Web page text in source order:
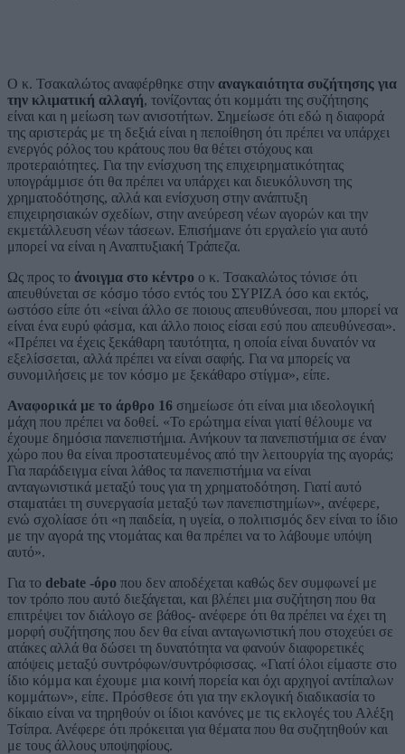
Ο κ. Τσακαλώτος αναφέρθηκε στην αναγκαιότητα συζήτησης για
την κλιματική αλλαγή, τονίζοντας ότι κομμάτι της συζήτησης
είναι και η μείωση των ανισοτήτων. Σημείωσε ότι εδώ η διαφορά
της αριστεράς με τη δεξιά είναι η πεποίθηση ότι πρέπει να υπάρχει
ενεργός ρόλος του κράτους που θα θέτει στόχους και
προτεραιότητες. Για την ενίσχυση της επιχειρηματικότητας
υπογράμμισε ότι θα πρέπει να υπάρχει και διευκόλυνση της
χρηματοδότησης, αλλά και ενίσχυση στην ανάπτυξη
επιχειρησιακών σχεδίων, στην ανεύρεση νέων αγορών και την
εκμετάλλευση νέων τάσεων. Επισήμανε ότι εργαλείο για αυτό
μπορεί να είναι η Αναπτυξιακή Τράπεζα.
Ως προς το άνοιγμα στο κέντρο ο κ. Τσακαλώτος τόνισε ότι
απευθύνεται σε κόσμο τόσο εντός του ΣΥΡΙΖΑ όσο και εκτός,
ωστόσο είπε ότι «είναι άλλο σε ποιους απευθύνεσαι, που μπορεί να
είναι ένα ευρύ φάσμα, και άλλο ποιος είσαι εσύ που απευθύνεσαι».
«Πρέπει να έχεις ξεκάθαρη ταυτότητα, η οποία είναι δυνατόν να
εξελίσσεται, αλλά πρέπει να είναι σαφής. Για να μπορείς να
συνομιλήσεις με τον κόσμο με ξεκάθαρο στίγμα», είπε.
Αναφορικά με το άρθρο 16 σημείωσε ότι είναι μια ιδεολογική
μάχη που πρέπει να δοθεί. «Το ερώτημα είναι γιατί θέλουμε να
έχουμε δημόσια πανεπιστήμια. Ανήκουν τα πανεπιστήμια σε έναν
χώρο που θα είναι προστατευμένος από την λειτουργία της αγοράς;
Για παράδειγμα είναι λάθος τα πανεπιστήμια να είναι
ανταγωνιστικά μεταξύ τους για τη χρηματοδότηση. Γιατί αυτό
σταματάει τη συνεργασία μεταξύ των πανεπιστημίων», ανέφερε,
ενώ σχολίασε ότι «η παιδεία, η υγεία, ο πολιτισμός δεν είναι το ίδιο
με την αγορά της ντομάτας και θα πρέπει να το λάβουμε υπόψη
αυτό».
Για το debate -όρο που δεν αποδέχεται καθώς δεν συμφωνεί με
τον τρόπο που αυτό διεξάγεται, και βλέπει μια συζήτηση που θα
επιτρέψει τον διάλογο σε βάθος- ανέφερε ότι θα πρέπει να έχει τη
μορφή συζήτησης που δεν θα είναι ανταγωνιστική που στοχεύει σε
ατάκες αλλά θα δώσει τη δυνατότητα να φανούν διαφορετικές
απόψεις μεταξύ συντρόφων/συντρόφισσας. «Γιατί όλοι είμαστε στο
ίδιο κόμμα και έχουμε μια κοινή πορεία και όχι αρχηγοί αντίπαλων
κομμάτων», είπε. Πρόσθεσε ότι για την εκλογική διαδικασία το
δίκαιο είναι να τηρηθούν οι ίδιοι κανόνες με τις εκλογές του Αλέξη
Τσίπρα. Ανέφερε ότι πρόκειται για θέματα που θα συζητηθούν και
με τους άλλους υποψηφίους.